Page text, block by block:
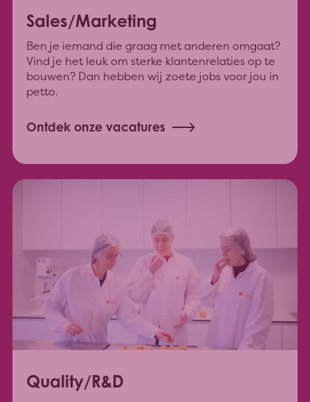
Sales/Marketing
Ben je iemand die graag met anderen omgaat?
Vind je het leuk om sterke klantenrelaties op te
bouwen? Dan hebben wij zoete jobs voor jou in
petto.
Ontdek onze vacatures
Quality/R&D